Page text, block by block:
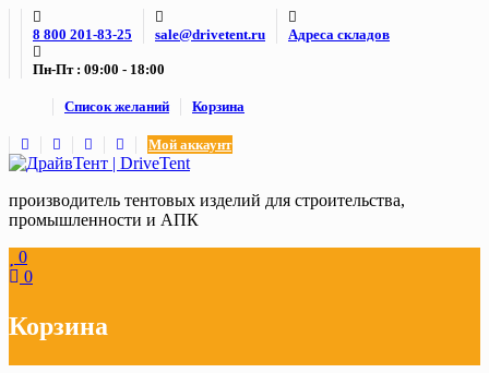
Skip
content
8 800 201-83-25 sale@drivetent.ru Адреса складов
Пн-Пт : 09:00 - 18:00
Список желаний Корзина
Мой аккаунт
производитель тентовых изделий для строительства,
промышленности и АПК
0
0
Корзина